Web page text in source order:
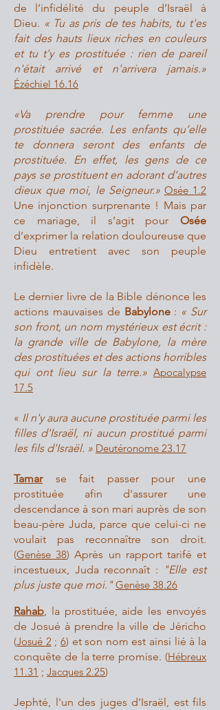
de l’infidélité du peuple d’Israël à
Dieu. « Tu as pris de tes habits, tu t'es
fait des hauts lieux riches en couleurs
et tu t'y es prostituée : rien de pareil
n'était arrivé et n'arrivera jamais.»
Ézéchiel 16.16
«Va prendre pour femme une
prostituée sacrée. Les enfants qu’elle
te donnera seront des enfants de
prostituée. En effet, les gens de ce
pays se prostituent en adorant d’autres
dieux que moi, le Seigneur.» Osée 1.2
Une injonction surprenante ! Mais par
ce mariage, il s’agit pour Osée
d’exprimer la relation douloureuse que
Dieu entretient avec son peuple
infidèle.
Le dernier livre de la Bible dénonce les
actions mauvaises de Babylone : « Sur
son front, un nom mystérieux est écrit :
la grande ville de Babylone, la mère
des prostituées et des actions horribles
qui ont lieu sur la terre.» Apocalypse
17.5
« Il n'y aura aucune prostituée parmi les
filles d'Israël, ni aucun prostitué parmi
les fils d'Israël. » Deutéronome 23.17
Tamar
se fait passer pour une
prostituée afin d'assurer une
descendance à son mari auprès de son
beau-père Juda, parce que celui-ci ne
voulait pas reconnaître son droit.
(Genèse 38) Après un rapport tarifé et
incestueux, Juda reconnaît :
"Elle est
plus juste que moi." Genèse 38.26
Rahab, la prostituée, aide les envoyés
de Josué à prendre la ville de Jéricho
(Josué 2; 6) et son nom est ainsi lié à la
conquête de la terre promise. (Hébreux
11.31 ; Jacques 2.25)
Jephté, l'un des juges d'Israël, est fils